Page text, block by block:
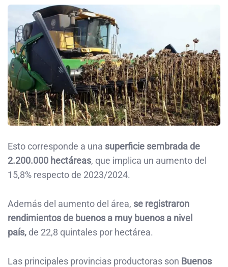
Esto corresponde a una superficie sembrada de
2.200.000 hectáreas, que implica un aumento del
15,8% respecto de 2023/2024.
Además del aumento del área, se registraron
rendimientos de buenos a muy buenos a nivel
país, de 22,8 quintales por hectárea.
Las principales provincias productoras son Buenos